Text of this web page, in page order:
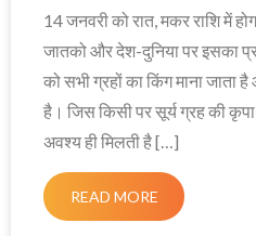
14 जनवरी को रात, मकर राशि में
जातको और देश-दुनिया पर इसका
को सभी ग्रहों का किंग माना जाता
है। जिस किसी पर सूर्य ग्रह की
अवश्य ही मिलती है […]
READ MORE